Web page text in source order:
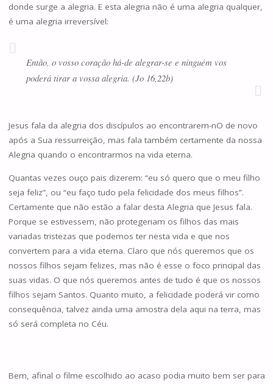
donde surge a alegria. E esta alegria não é uma alegria qualquer,
é uma alegria irreversível:
Então, o vosso coração há-de alegrar-se e ninguém vos
poderá tirar a vossa alegria. (Jo 16,22b)
Jesus fala da alegria dos discípulos ao encontrarem-nO de novo
após a Sua ressurreição, mas fala também certamente da nossa
Alegria quando o encontrarmos na vida eterna.
Quantas vezes ouço pais dizerem: “eu só quero que o meu filho
seja feliz”, ou “eu faço tudo pela felicidade dos meus filhos”.
Certamente que não estão a falar desta Alegria que Jesus fala.
Porque se estivessem, não protegeriam os filhos das mais
variadas tristezas que podemos ter nesta vida e que nos
convertem para a vida eterna. Claro que nós queremos que os
nossos filhos sejam felizes, mas não é esse o foco principal das
suas vidas. O que nós queremos antes de tudo é que os nossos
filhos sejam Santos. Quanto muito, a felicidade poderá vir como
consequência, talvez ainda uma amostra dela aqui na terra, mas
só será completa no Céu.
Bem, afinal o filme escolhido ao acaso podia muito bem ser para